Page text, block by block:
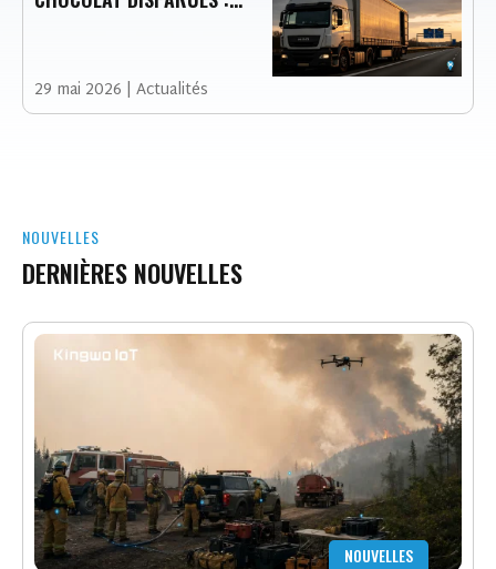
MODERNE DU FRET
29 mai 2026 | Actualités
NOUVELLES
DERNIÈRES NOUVELLES
NOUVELLES